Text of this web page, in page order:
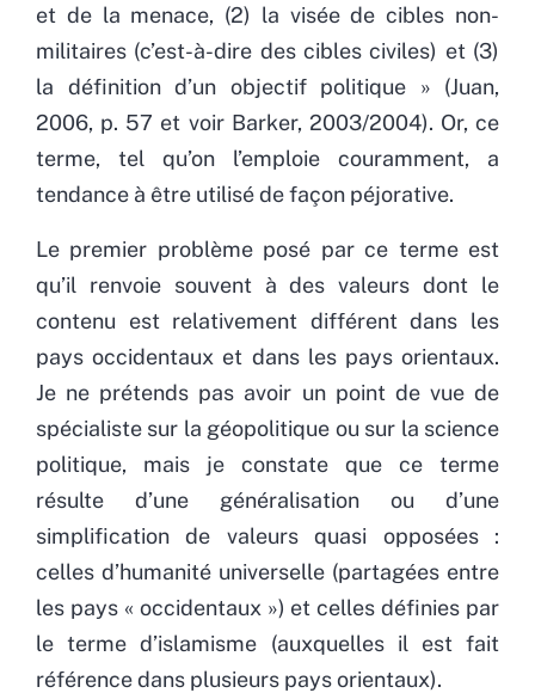
et de la menace, (2) la visée de cibles non-
militaires (c’est-à-dire des cibles civiles) et (3)
la définition d’un objectif politique » (Juan,
2006, p. 57 et voir Barker, 2003/2004). Or, ce
terme, tel qu’on l’emploie couramment, a
tendance à être utilisé de façon péjorative.
Le premier problème posé par ce terme est
qu’il renvoie souvent à des valeurs dont le
contenu est relativement différent dans les
pays occidentaux et dans les pays orientaux.
Je ne prétends pas avoir un point de vue de
spécialiste sur la géopolitique ou sur la science
politique, mais je constate que ce terme
résulte d’une généralisation ou d’une
simplification de valeurs quasi opposées :
celles d’humanité universelle (partagées entre
les pays « occidentaux ») et celles définies par
le terme d’islamisme (auxquelles il est fait
référence dans plusieurs pays orientaux).